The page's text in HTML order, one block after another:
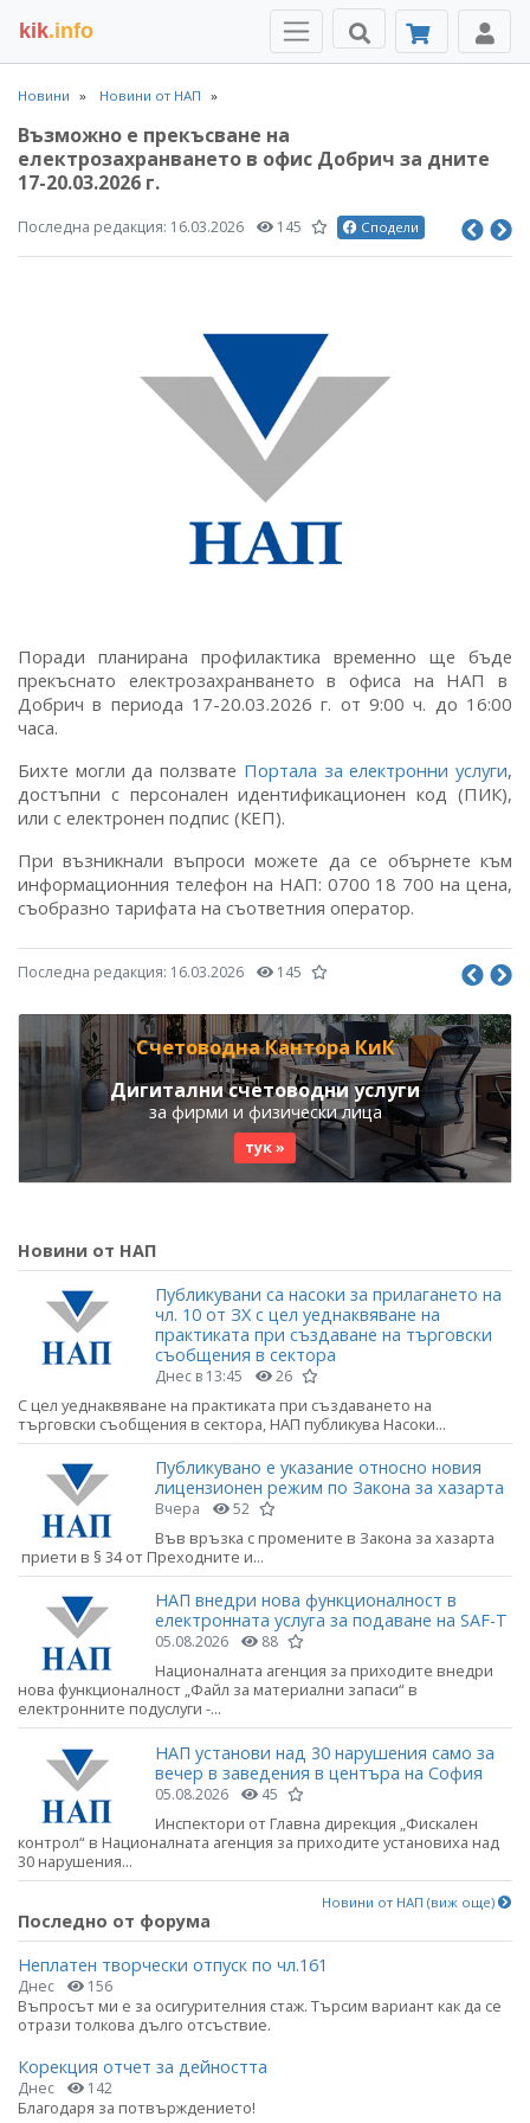
kik.info
Новини Новини от НАП
Възможно е прекъсване на
електрозахранването в офис Добрич за дните
17-20.03.2026 г.
Последна редакция: 16.03.2026 145 Сподели
Поради планирана профилактика временно ще бъде
прекъснато електрозахранването в офиса на НАП в
Добрич в периода 17-20.03.2026 г. от 9:00 ч. до 16:00
часа.
Бихте могли да ползвате Портала за електронни услуги,
достъпни с персонален идентификационен код (ПИК),
или с електронен подпис (КЕП).
При възникнали въпроси можете да се обърнете към
информационния телефон на НАП: 0700 18 700 на цена,
съобразно тарифата на съответния оператор.
Последна редакция: 16.03.2026 145
Счетоводна Кантора КиК
Дигитални счетоводни услуги
за фирми и физически лица
тук »
Новини от НАП
Публикувани са насоки за прилагането на
чл. 10 от ЗХ с цел уеднаквяване на
практиката при създаване на търговски
съобщения в сектора
Днес в 13:45 26
С цел уеднаквяване на практиката при създаването на
търговски съобщения в сектора, НАП публикува Насоки...
Публикувано е указание относно новия
лицензионен режим по Закона за хазарта
Вчера 52
Във връзка с промените в Закона за хазарта
приети в § 34 от Преходните и...
НАП внедри нова функционалност в
електронната услуга за подаване на SAF-T
05.08.2026 88
Националната агенция за приходите внедри
нова функционалност „Файл за материални запаси“ в
електронните подуслуги -...
НАП установи над 30 нарушения само за
вечер в заведения в центъра на София
05.08.2026 45
Инспектори от Главна дирекция „Фискален
контрол“ в Националната агенция за приходите установиха над
30 нарушения...
Новини от НАП (виж още)
Последно от форума
Неплатен творчески отпуск по чл.161
Днес 156
Въпросът ми е за осигурителния стаж. Търсим вариант как да се
отрази толкова дълго отсъствие.
Корекция отчет за дейността
Днес 142
Благодаря за потвърждението!